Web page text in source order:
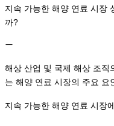
지속 가능한 해양 연료 시장
까?
해상 산업 및 국제 해상 조직
는 해양 연료 시장의 주요 요
지속 가능한 해양 연료 시장